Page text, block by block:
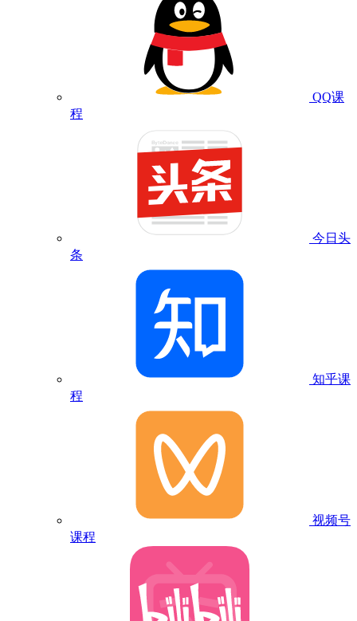
QQ课
程
今日头
条
知乎课
程
视频号
课程